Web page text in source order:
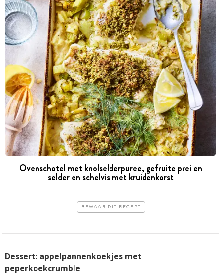
Ovenschotel met knolselderpuree, gefruite prei en
selder en schelvis met kruidenkorst
BEWAAR DIT RECEPT
Dessert: appelpannenkoekjes met
peperkoekcrumble